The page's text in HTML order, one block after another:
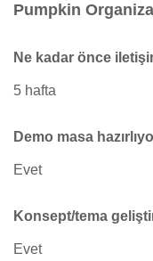
Pumpkin
Ne kadar önce
5 hafta
Demo masa
Evet
Konsept/tema
Evet